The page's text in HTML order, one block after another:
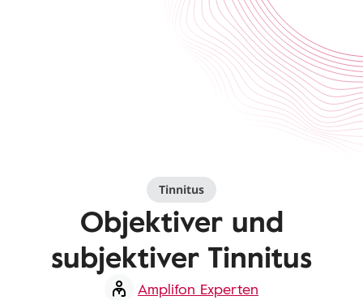
Tinnitus
Objektiver und
subjektiver Tinnitus
Amplifon Experten